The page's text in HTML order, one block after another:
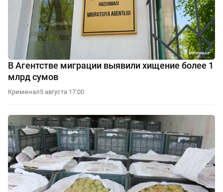
В Агентстве миграции выявили хищение более 1
млрд сумов
Криминал5 августа 17:00